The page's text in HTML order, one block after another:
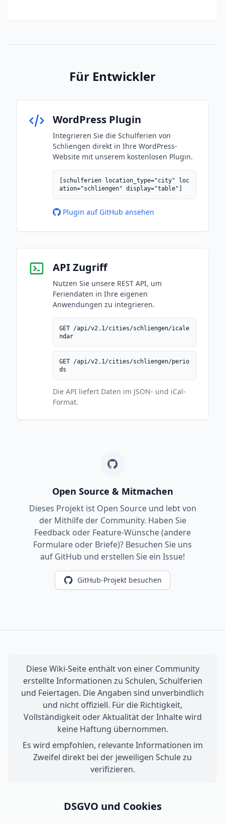
Für Entwickler
WordPress Plugin
Integrieren Sie die Schulferien von
Schliengen direkt in Ihre WordPress-
Website mit unserem kostenlosen Plugin.
[schulferien location_type="city" loc
ation="schliengen" display="table"]
Plugin auf GitHub ansehen
API Zugriff
Nutzen Sie unsere REST API, um
Feriendaten in Ihre eigenen
Anwendungen zu integrieren.
GET /api/v2.1/cities/schliengen/icale
ndar
GET /api/v2.1/cities/schliengen/perio
ds
Die API liefert Daten im JSON- und iCal-
Format.
Open Source & Mitmachen
Dieses Projekt ist Open Source und lebt von
der Mithilfe der Community. Haben Sie
Feedback oder Feature-Wünsche (andere
Formulare oder Briefe)? Besuchen Sie uns
auf GitHub und erstellen Sie ein Issue!
GitHub-Projekt besuchen
Diese Wiki-Seite enthält von einer Community
erstellte Informationen zu Schulen, Schulferien
und Feiertagen. Die Angaben sind unverbindlich
und nicht offiziell. Für die Richtigkeit,
Vollständigkeit oder Aktualität der Inhalte wird
keine Haftung übernommen.
Es wird empfohlen, relevante Informationen im
Zweifel direkt bei der jeweiligen Schule zu
verifizieren.
DSGVO und Cookies